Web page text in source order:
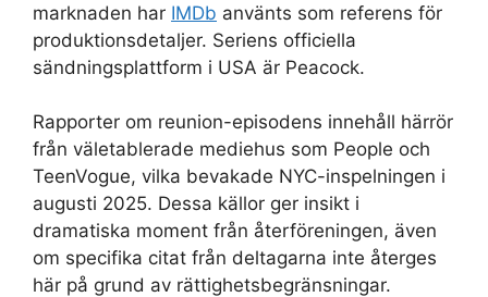
marknaden har IMDb använts som referens för
produktionsdetaljer. Seriens officiella
sändningsplattform i USA är Peacock.
Rapporter om reunion-episodens innehåll härrör
från väletablerade mediehus som People och
TeenVogue, vilka bevakade NYC-inspelningen i
augusti 2025. Dessa källor ger insikt i
dramatiska moment från återföreningen, även
om specifika citat från deltagarna inte återges
här på grund av rättighetsbegränsningar.